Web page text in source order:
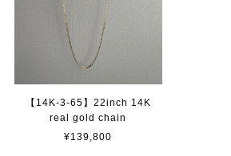
【14K-3-65】22inch 14K
real gold chain
¥139,800